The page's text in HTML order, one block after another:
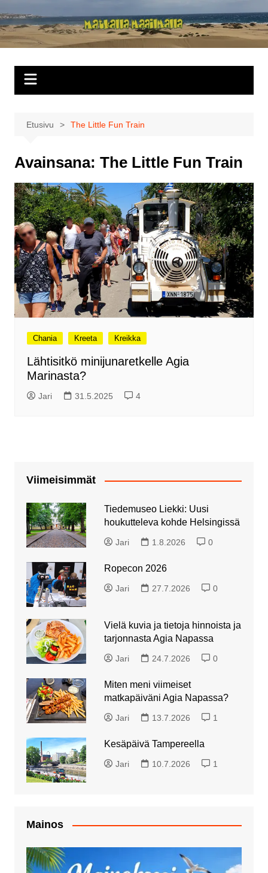
sisältöön
Matkalla
maailmalla
Etusivu The Little Fun Train
Avainsana: The Little Fun Train
Chania Kreeta Kreikka
Lähtisitkö minijunaretkelle Agia
Marinasta?
Jari 31.5.2025 4
Viimeisimmät
Tiedemuseo Liekki: Uusi
houkutteleva kohde Helsingissä
Jari 1.8.2026 0
Ropecon 2026
Jari 27.7.2026 0
Vielä kuvia ja tietoja hinnoista ja
tarjonnasta Agia Napassa
Jari 24.7.2026 0
Miten meni viimeiset
matkapäiväni Agia Napassa?
Jari 13.7.2026 1
Kesäpäivä Tampereella
Jari 10.7.2026 1
Mainos